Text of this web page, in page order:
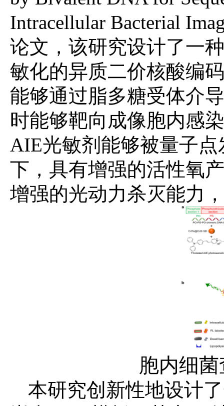
Intracellular Bacterial
论文 ，该研究设计了一
敏化的异质二价核酸编
能够通过脂多糖受体介
时能够靶向成像胞内感
AIE光敏剂能够被量子
下，具有增强的活性氧
增强的光动力杀灭能力
胞内细
本研究创新性地设计